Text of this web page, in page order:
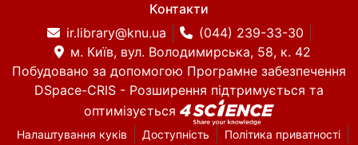
Контакти
ir.library@knu.ua
(044) 239-33-30
м. Київ, вул. Володимирська, 58, к. 42
Побудовано за допомогою Програмне забезпечення
DSpace-CRIS - Розширення підтримується та
оптимізується
Налаштування куків Доступність Політика приватності